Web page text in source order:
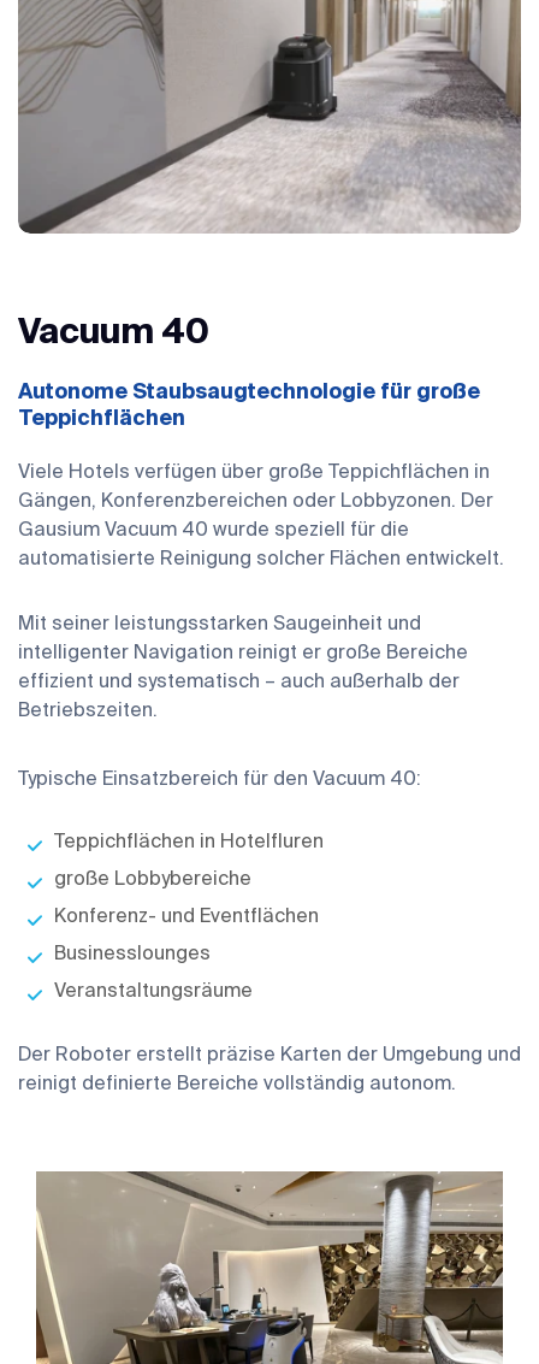
Vacuum 40
Autonome Staubsaugtechnologie für große
Teppichflächen
Viele Hotels verfügen über große Teppichflächen in
Gängen, Konferenzbereichen oder Lobbyzonen. Der
Gausium Vacuum 40 wurde speziell für die
automatisierte Reinigung solcher Flächen entwickelt.
Mit seiner leistungsstarken Saugeinheit und
intelligenter Navigation reinigt er große Bereiche
effizient und systematisch – auch außerhalb der
Betriebszeiten.
Typische Einsatzbereich für den Vacuum 40:
Teppichflächen in Hotelfluren
große Lobbybereiche
Konferenz- und Eventflächen
Businesslounges
Veranstaltungsräume
Der Roboter erstellt präzise Karten der Umgebung und
reinigt definierte Bereiche vollständig autonom.